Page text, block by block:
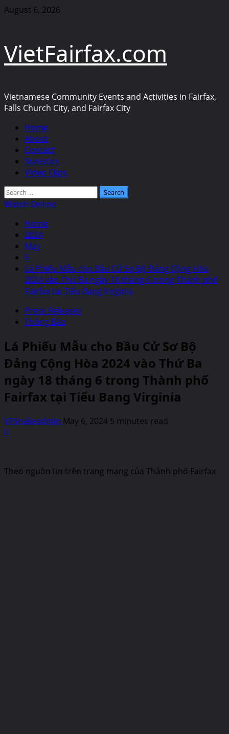
Skip
August 6, 2026
VietFairfax.com
Vietnamese Community Events and Activities in Fairfax,
Falls Church City, and Fairfax City
Primary
Menu
Home
About
Contact
Statistics
Video Clips
Search
for:
Watch Online
Home
2024
May
6
Lá Phiếu Mẫu cho Bầu Cử Sơ Bộ Đảng Cộng Hòa
2024 vào Thứ Ba ngày 18 tháng 6 trong Thành phố
Fairfax tại Tiểu Bang Virginia
Press Releases
Thông Báo
Lá Phiếu Mẫu cho Bầu Cử Sơ Bộ
Đảng Cộng Hòa 2024 vào Thứ Ba
ngày 18 tháng 6 trong Thành phố
Fairfax tại Tiểu Bang Virginia
VFSnakeadmin May 6, 2024 5 minutes read
0
Theo nguồn tin trên trang mạng của Thành phố Fairfax